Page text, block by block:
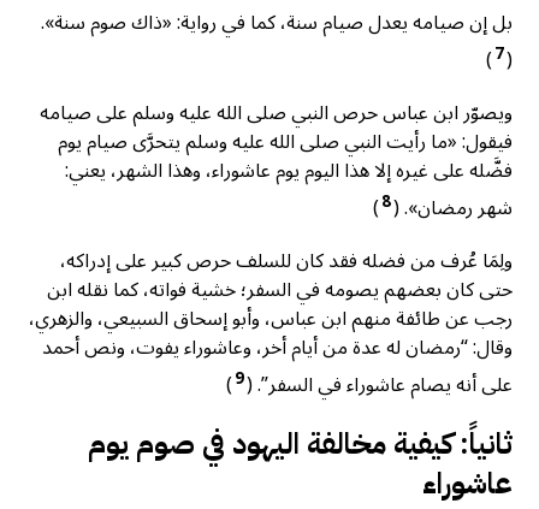
بل إن صيامه يعدل صيام سنة، كما في رواية: «ذاك صوم سنة».
(
7
)
ويصوّر ابن عباس حرص النبي صلى الله عليه وسلم على صيامه
فيقول: «ما رأيت النبي صلى الله عليه وسلم يتحرَّى صيام يوم
فضَّله على غيره إلا هذا اليوم يوم عاشوراء، وهذا الشهر، يعني:
شهر رمضان». (8
)
ولِمَا عُرف من فضله فقد كان للسلف حرص كبير على إدراكه،
حتى كان بعضهم يصومه في السفر؛ خشية فواته، كما نقله ابن
رجب عن طائفة منهم ابن عباس، وأبو إسحاق السبيعي، والزهري،
وقال: “رمضان له عدة من أيام أخر، وعاشوراء يفوت، ونص أحمد
على أنه يصام عاشوراء في السفر”. (9
)
ثانياً: كيفية مخالفة اليهود في صوم يوم
عاشوراء